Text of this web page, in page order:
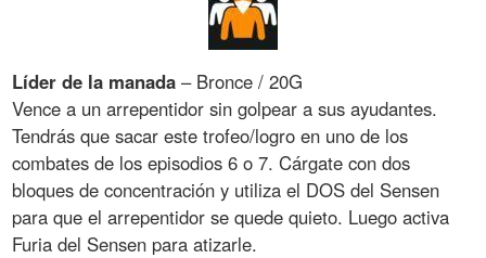
Líder de la manada – Bronce / 20G
Vence a un arrepentidor sin golpear a sus ayudantes.
Tendrás que sacar este trofeo/logro en uno de los
combates de los episodios 6 o 7. Cárgate con dos
bloques de concentración y utiliza el DOS del Sensen
para que el arrepentidor se quede quieto. Luego activa
Furia del Sensen para atizarle.